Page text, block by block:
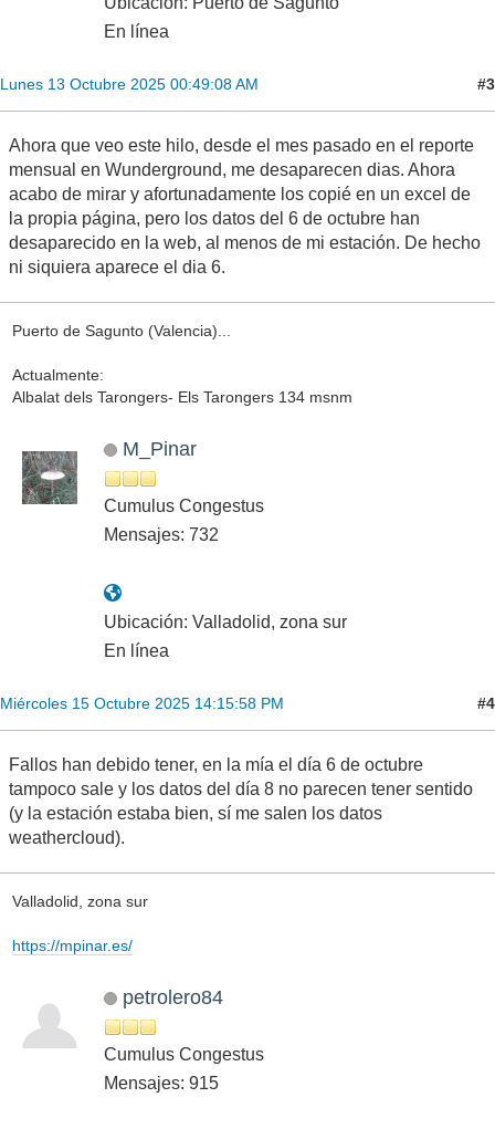
En línea
Lunes 13 Octubre 2025 00:49:08 AM #3
Ahora que veo este hilo, desde el mes pasado en el reporte
mensual en Wunderground, me desaparecen dias. Ahora
acabo de mirar y afortunadamente los copié en un excel de
la propia página, pero los datos del 6 de octubre han
desaparecido en la web, al menos de mi estación. De hecho
ni siquiera aparece el dia 6.
Puerto de Sagunto (Valencia)...
Actualmente:
Albalat dels Tarongers- Els Tarongers 134 msnm
M_Pinar
Cumulus Congestus
Mensajes: 732
Ubicación: Valladolid, zona sur
En línea
Miércoles 15 Octubre 2025 14:15:58 PM #4
Fallos han debido tener, en la mía el día 6 de octubre
tampoco sale y los datos del día 8 no parecen tener sentido
(y la estación estaba bien, sí me salen los datos
weathercloud).
Valladolid, zona sur
https://mpinar.es/
petrolero84
Cumulus Congestus
Mensajes: 915